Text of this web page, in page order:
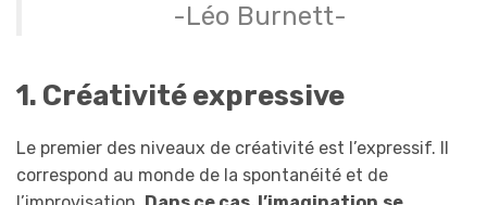
-Léo Burnett-
1. Créativité expressive
Le premier des niveaux de créativité est l’expressif. Il
correspond au monde de la spontanéité et de